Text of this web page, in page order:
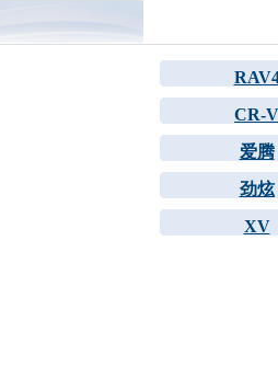
CR-V
爱腾
劲炫
XV